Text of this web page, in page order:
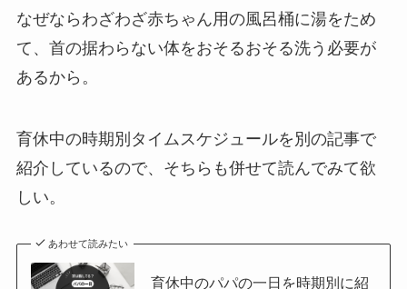
なぜならわざわざ赤ちゃん用の風呂桶に湯をため
て、首の据わらない体をおそるおそる洗う必要が
あるから。
育休中の時期別タイムスケジュールを別の記事で
紹介しているので、そちらも併せて読んでみて欲
しい。
あわせて読みたい
育休中のパパの一日を時期別に紹